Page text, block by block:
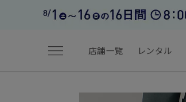
menu 店舗一覧 レンタル